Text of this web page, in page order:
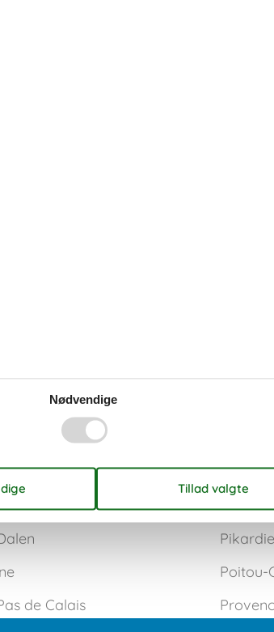
Riviera
Roussillon
de Calais
Paris
Pays
Poitou-
Nødvendige